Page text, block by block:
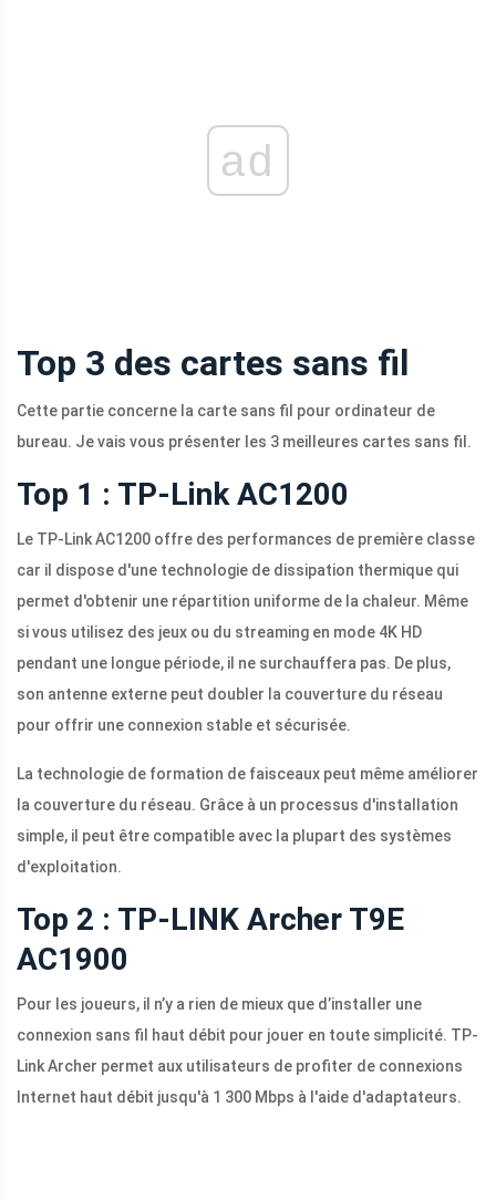
ad
Top 3 des cartes sans fil
Cette partie concerne la carte sans fil pour ordinateur de
bureau. Je vais vous présenter les 3 meilleures cartes sans fil.
Top 1 : TP-Link AC1200
Le TP-Link AC1200 offre des performances de première classe
car il dispose d'une technologie de dissipation thermique qui
permet d'obtenir une répartition uniforme de la chaleur. Même
si vous utilisez des jeux ou du streaming en mode 4K HD
pendant une longue période, il ne surchauffera pas. De plus,
son antenne externe peut doubler la couverture du réseau
pour offrir une connexion stable et sécurisée.
La technologie de formation de faisceaux peut même améliorer
la couverture du réseau. Grâce à un processus d'installation
simple, il peut être compatible avec la plupart des systèmes
d'exploitation.
Top 2 : TP-LINK Archer T9E
AC1900
Pour les joueurs, il n’y a rien de mieux que d’installer une
connexion sans fil haut débit pour jouer en toute simplicité. TP-
Link Archer permet aux utilisateurs de profiter de connexions
Internet haut débit jusqu'à 1 300 Mbps à l'aide d'adaptateurs.